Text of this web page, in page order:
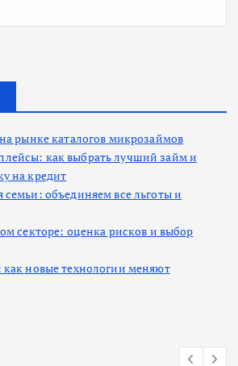
рынке каталогов микрозаймов
как выбрать лучший займ и
на кредит
семьи: объединяем все льготы и
секторе: оценка рисков и выбор
новые технологии меняют